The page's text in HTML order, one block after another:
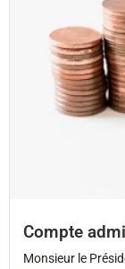
Compte
Monsieur le